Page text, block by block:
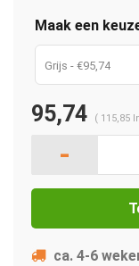
Maak een
Grijs - €95,74
95,74 ( 115,85
-
ca. 4-6